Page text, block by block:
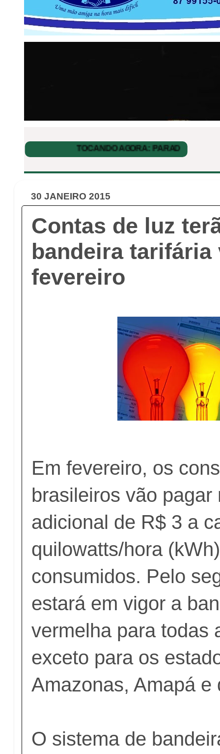
30 JANEIRO 2015
Contas de luz
bandeira tarifária
fevereiro
Em fevereiro, os
brasileiros vão pagar
adicional de R$ 3 a
quilowatts/hora
consumidos. Pelo
estará em vigor a
vermelha para todas
exceto para os
Amazonas, Amapá e
O sistema de